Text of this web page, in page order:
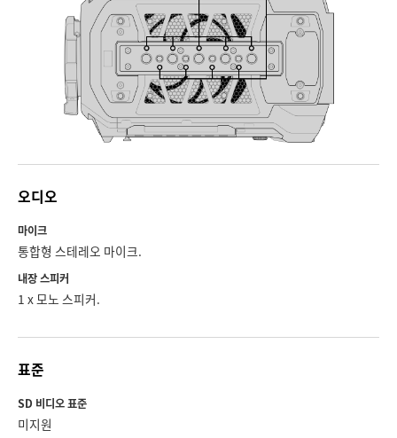
오디오
마이크
통합형 스테레오 마이크.
내장 스피커
1 x 모노 스피커.
표준
SD 비디오 표준
미지원